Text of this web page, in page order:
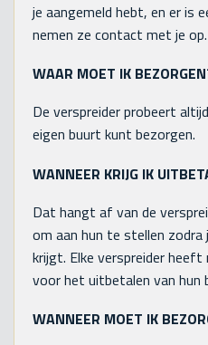
je aangemeld hebt, en er is
nemen ze contact met je op.
WAAR MOET IK
De verspreider probeert
eigen buurt kunt bezorgen.
WANNEER KRIJG IK
Dat hangt af van de
om aan hun te stellen zodra
krijgt. Elke verspreider heeft
voor het uitbetalen van hun
WANNEER MOET IK